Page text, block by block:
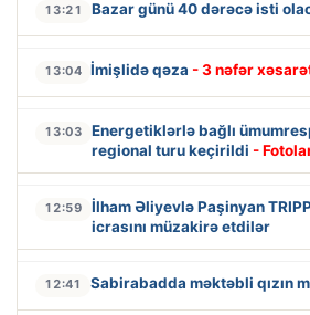
13:21 Bazar günü 40 dərəcə isti
13:04 İmişlidə qəza - 3 nəfər
13:03
Energetiklərlə bağlı
regional turu keçirildi -
12:59
İlham Əliyevlə Paşinyan
icrasını müzakirə etdilər
12:41 Sabirabadda məktəbli qızın